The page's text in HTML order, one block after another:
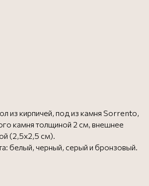
из кирпичей, под из камня Sorrento,
камня толщиной 2 см, внешнее
(2,5х2,5 см).
белый, черный, серый и бронзовый.
курсы для